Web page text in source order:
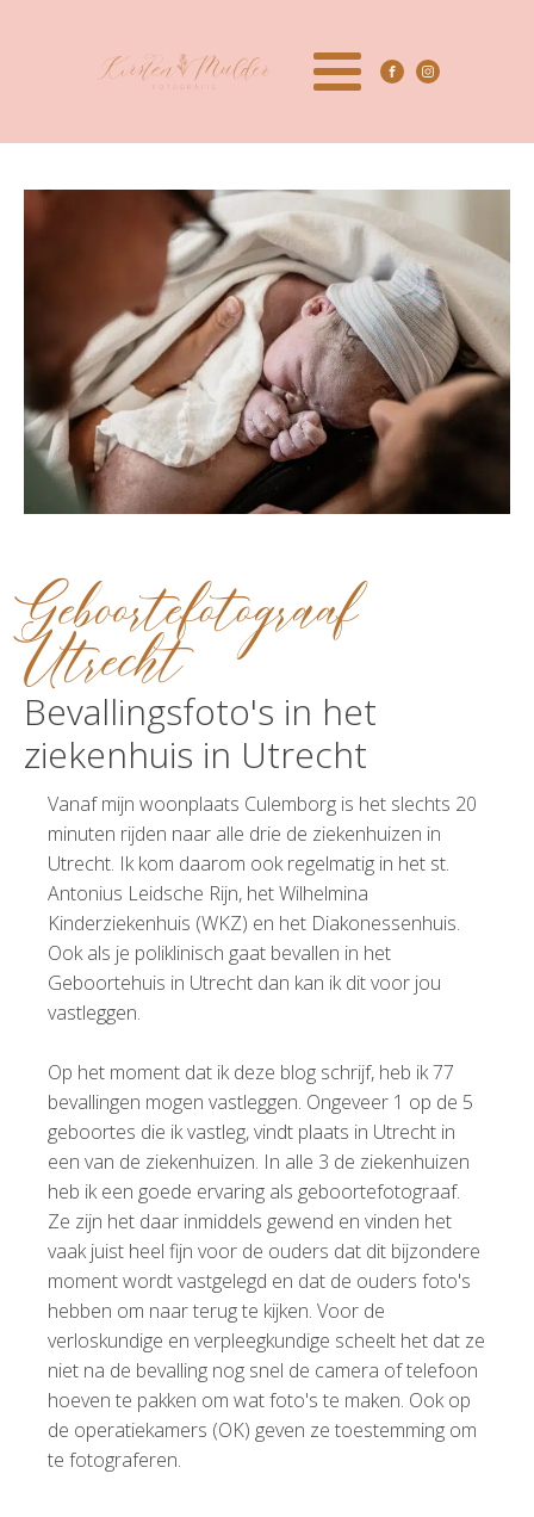
Geboortefotograaf
Utrecht
Bevallingsfoto's in het
ziekenhuis in Utrecht
Vanaf mijn woonplaats Culemborg is het slechts 20
minuten rijden naar alle drie de ziekenhuizen in
Utrecht. Ik kom daarom ook regelmatig in het st.
Antonius Leidsche Rijn, het Wilhelmina
Kinderziekenhuis (WKZ) en het Diakonessenhuis.
Ook als je poliklinisch gaat bevallen in het
Geboortehuis in Utrecht dan kan ik dit voor jou
vastleggen.
Op het moment dat ik deze blog schrijf, heb ik 77
bevallingen mogen vastleggen. Ongeveer 1 op de 5
geboortes die ik vastleg, vindt plaats in Utrecht in
een van de ziekenhuizen. In alle 3 de ziekenhuizen
heb ik een goede ervaring als geboortefotograaf.
Ze zijn het daar inmiddels gewend en vinden het
vaak juist heel fijn voor de ouders dat dit bijzondere
moment wordt vastgelegd en dat de ouders foto's
hebben om naar terug te kijken. Voor de
verloskundige en verpleegkundige scheelt het dat ze
niet na de bevalling nog snel de camera of telefoon
hoeven te pakken om wat foto's te maken. Ook op
de operatiekamers (OK) geven ze toestemming om
te fotograferen.